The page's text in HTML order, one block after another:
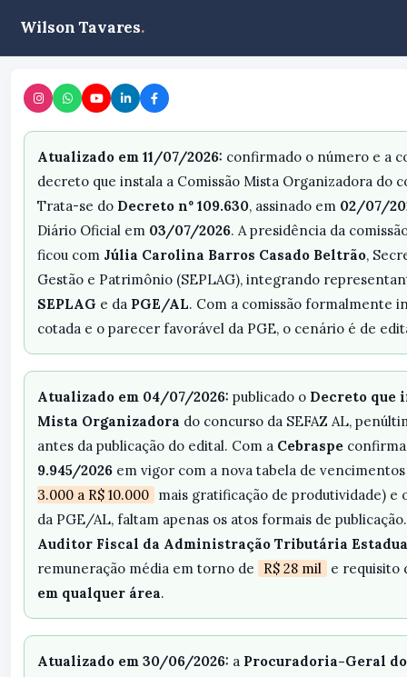
Wilson Tavares.
Atualizado em 11/07/2026: confirmado o número e a
decreto que instala a Comissão Mista Organizadora do
Trata-se do Decreto nº 109.630, assinado em 02/07/
Diário Oficial em 03/07/2026. A presidência da
ficou com Júlia Carolina Barros Casado Beltrão,
Gestão e Patrimônio (SEPLAG), integrando
SEPLAG e da PGE/AL. Com a comissão formalmente
cotada e o parecer favorável da PGE, o cenário é de
Atualizado em 04/07/2026: publicado o Decreto que
Mista Organizadora do concurso da SEFAZ AL,
antes da publicação do edital. Com a Cebraspe
9.945/2026 em vigor com a nova tabela de
3.000 a R$ 10.000 mais gratificação de produtividade) e
da PGE/AL, faltam apenas os atos formais de
Auditor Fiscal da Administração Tributária
remuneração média em torno de
R$ 28 mil e requisito
em qualquer área.
Atualizado em 30/06/2026: a Procuradoria-Geral